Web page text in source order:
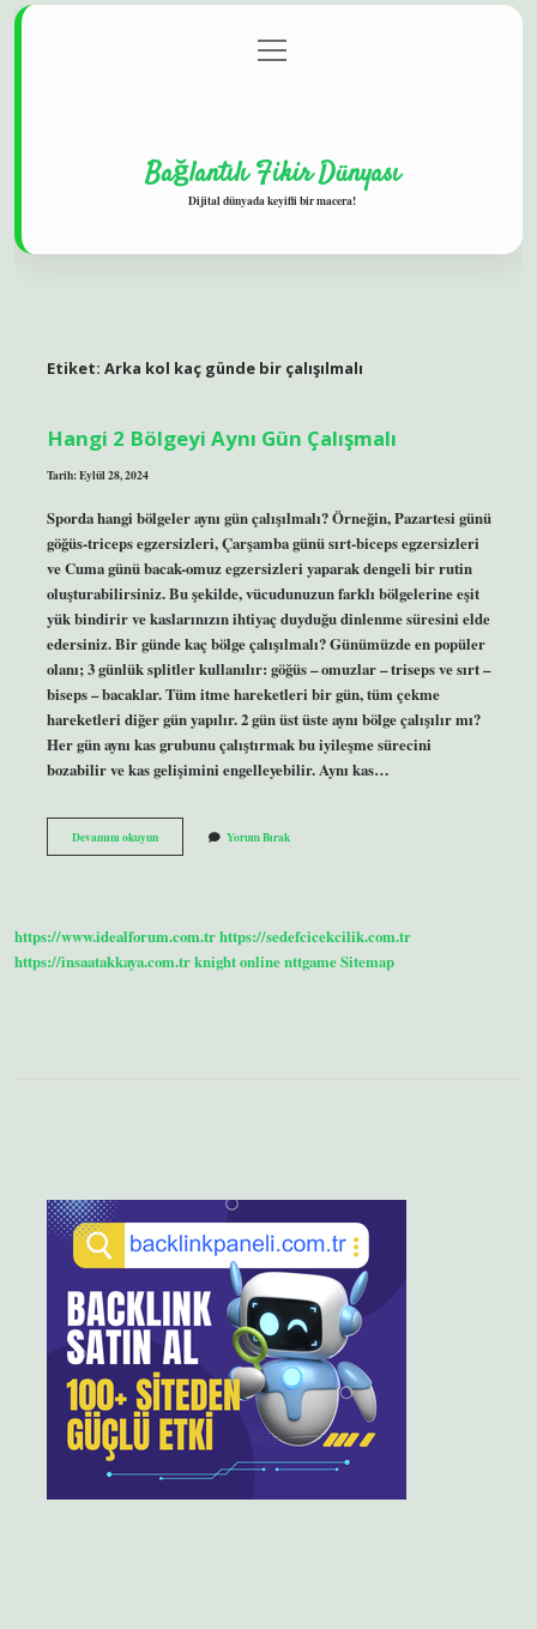
Gizlilik Politikası
menüyü
aç
Bağlantılı Fikir Dünyası
Dijital dünyada keyifli bir macera!
Etiket: Arka kol kaç günde bir çalışılmalı
Hangi 2 Bölgeyi Aynı Gün Çalışmalı
Tarih: Eylül 28, 2024
Sporda hangi bölgeler aynı gün çalışılmalı? Örneğin, Pazartesi günü
göğüs-triceps egzersizleri, Çarşamba günü sırt-biceps egzersizleri
ve Cuma günü bacak-omuz egzersizleri yaparak dengeli bir rutin
oluşturabilirsiniz. Bu şekilde, vücudunuzun farklı bölgelerine eşit
yük bindirir ve kaslarınızın ihtiyaç duyduğu dinlenme süresini elde
edersiniz. Bir günde kaç bölge çalışılmalı? Günümüzde en popüler
olanı; 3 günlük splitler kullanılır: göğüs – omuzlar – triseps ve sırt –
biseps – bacaklar. Tüm itme hareketleri bir gün, tüm çekme
hareketleri diğer gün yapılır. 2 gün üst üste aynı bölge çalışılır mı?
Her gün aynı kas grubunu çalıştırmak bu iyileşme sürecini
bozabilir ve kas gelişimini engelleyebilir. Aynı kas…
Devamını okuyunHangi
2
Yorum Bırak
https://www.idealforum.com.trhttps://sedefcicekcilik.com.tr
https://insaatakkaya.com.trknight onlinenttgameSitemap